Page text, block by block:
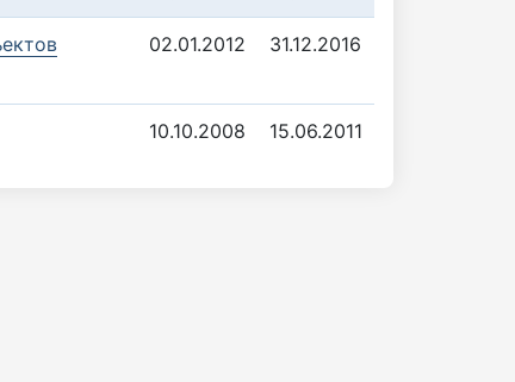
02.01.2012 31.12.2016
10.10.2008 15.06.2011